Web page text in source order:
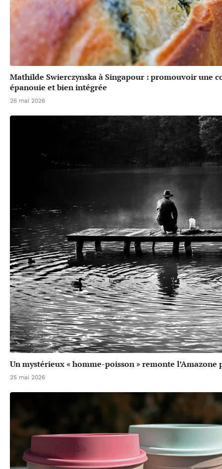
Mathilde Swierczynska à Singapour : promouvoir une
épanouie et bien intégrée
26 mai 2026
Un mystérieux « homme-poisson » remonte
25 mai 2026